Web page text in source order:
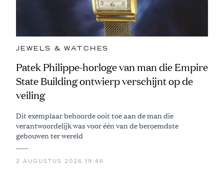
JEWELS & WATCHES
Patek Philippe-horloge van man die Empire
State Building ontwierp verschijnt op de
veiling
Dit exemplaar behoorde ooit toe aan de man die
verantwoordelijk was voor één van de beroemdste
gebouwen ter wereld
2 AUGUSTUS 2026 19:46